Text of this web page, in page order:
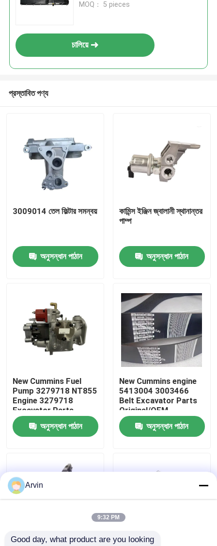
বাড়ি
আমাদের সম্পর্কে
কারখানা ভ্রমণ
মান নিয়ন্ত্রণ
আমাদের সাথে যোগাযোগ করুন
উদ্ধৃতির জন্য আবেদন
কামিন্স খুচরা যন্ত্রাংশ
MOQ： 5 pieces
চালিয়ে
প্রস্তাবিত পণ্য
3009014 তেল ফিল্টার সমন্বয়
অনুসন্ধান পাঠান
কামিন্স ইঞ্জিন জ্বালানী স্থানান্তর
পাম্প
অনুসন্ধান পাঠান
New Cummins Fuel
Pump 3279718 NT855
Engine 3279718
Excavator Parts
Original/OEM
অনুসন্ধান পাঠান
New Cummins engine
5413004 3003466
Belt Excavator Parts
Original/OEM
অনুসন্ধান পাঠান
Arvin
9:32 PM
Good day, what product are you looking